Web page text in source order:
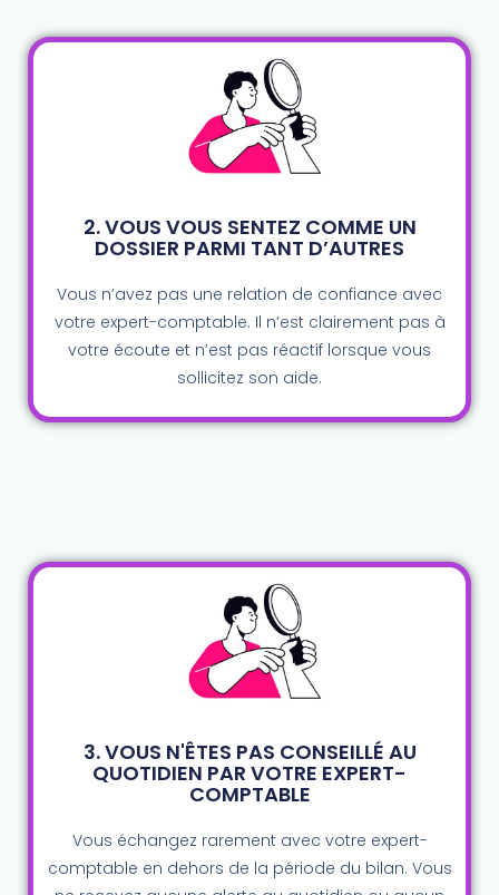
2. VOUS VOUS SENTEZ COMME UN
DOSSIER PARMI TANT D’AUTRES​
Vous n’avez pas une relation de confiance avec
votre expert-comptable. Il n’est clairement pas à
votre écoute et n’est pas réactif lorsque vous
sollicitez son aide.
3. VOUS N'ÊTES PAS CONSEILLÉ AU
QUOTIDIEN PAR VOTRE EXPERT-
COMPTABLE
Vous échangez rarement avec votre expert-
comptable en dehors de la période du bilan. Vous